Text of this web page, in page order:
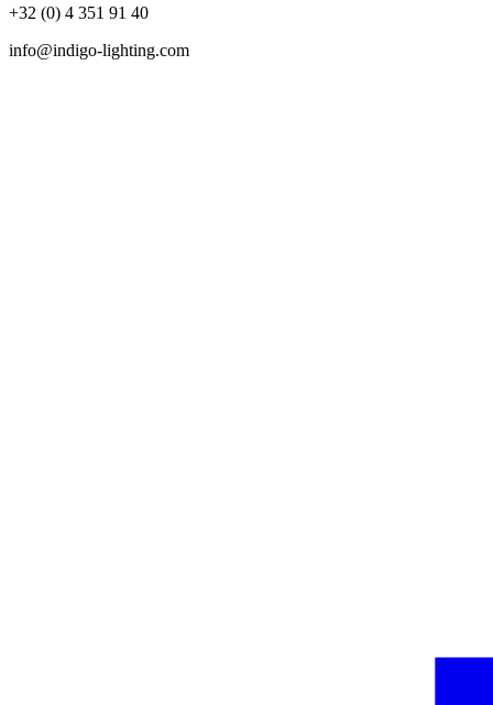
+32 (0) 4 351 91 40
info@indigo-lighting.com